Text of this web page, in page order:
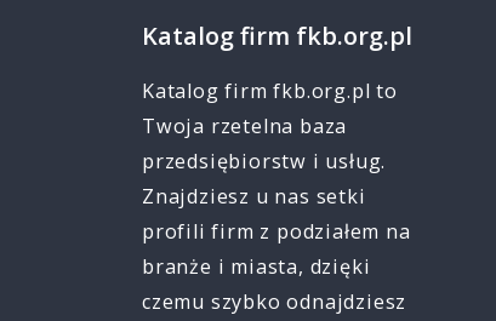
Katalog firm fkb.org.pl
Katalog firm fkb.org.pl to
Twoja rzetelna baza
przedsiębiorstw i usług.
Znajdziesz u nas setki
profili firm z podziałem na
branże i miasta, dzięki
czemu szybko odnajdziesz